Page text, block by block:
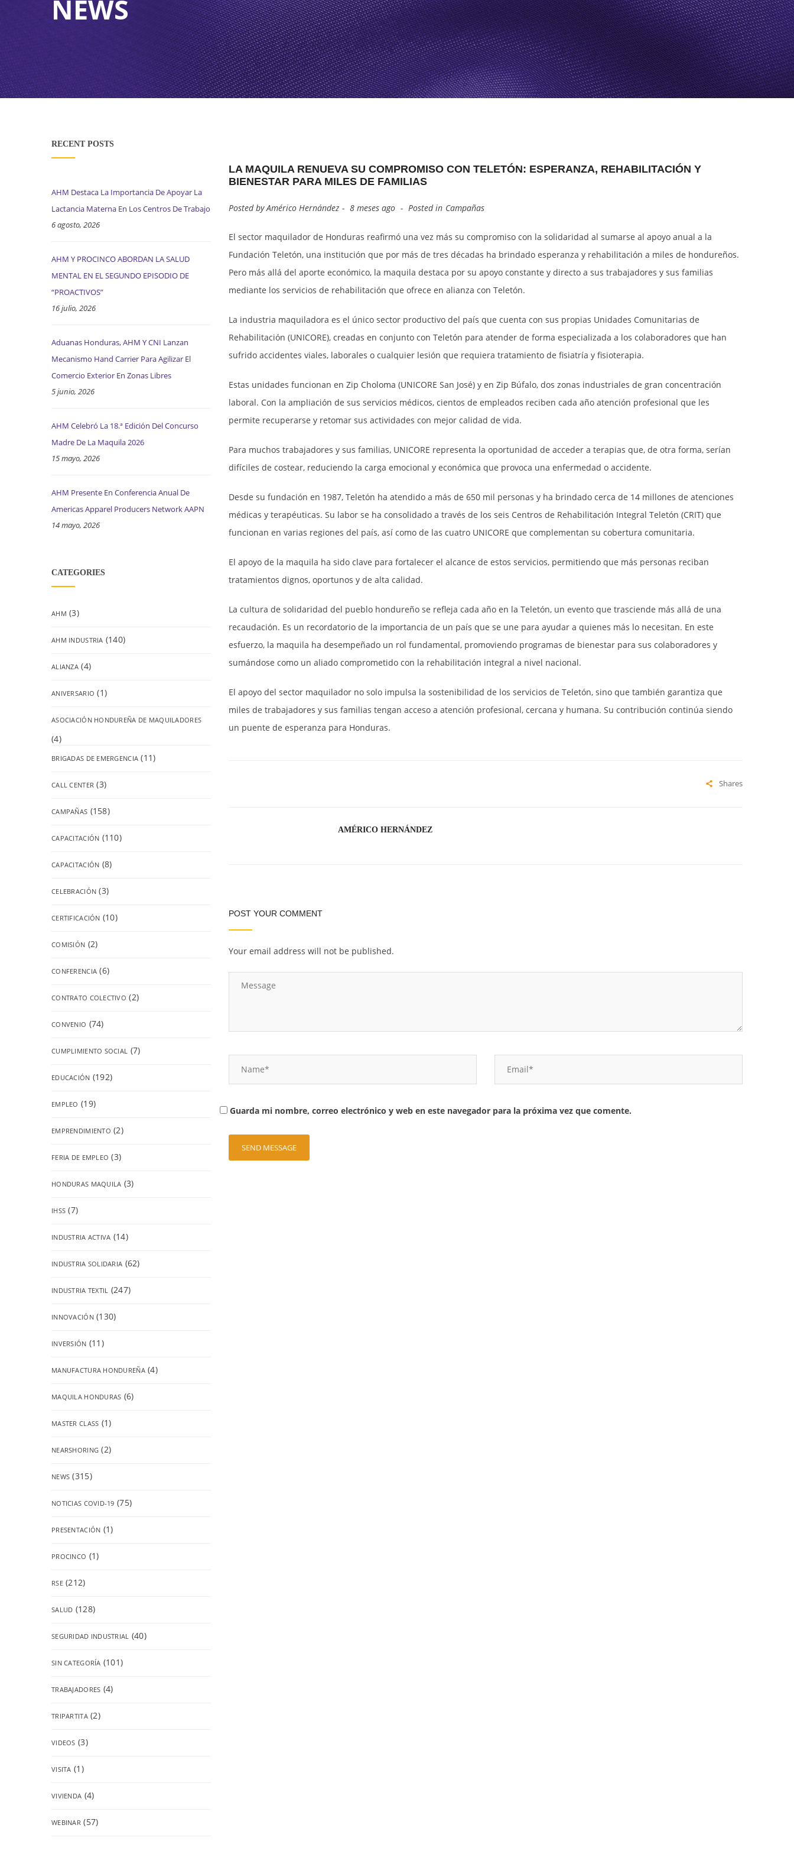
ASISTENCIA PSICOLÓGICA
CAPACITACIÓN EN EL TEMA
RECURSOS VIRTUALES COMITÉ DE GENERO – COHEP
STABLE LEGAL FRAMEWORK
OPERATING COSTS
HIGHLY-QUALIFIED WORKFORCE
FREE TRADE AGREEMENTS
INHDELVA
ZOLI AMERICA
ALTIA SMART CITY
ZIP CALPULES
ZIP BUENA VISTA
ZIP BUFALO
SOCIAL COMPLIANCE UNIT PROCINCO (TRAINING UNIT)
HEALTH AND OCCUPATIONAL SAFETY (SSO)
OUR INDUSTRY’S HISTORY OUR ORGANIZATION
OUR BOARD OF DIRECTORS VIDEOS
BRANDSITE CONTACT US
NEWS
RECENT POSTS
AHM Destaca La Importancia De Apoyar La
Lactancia Materna En Los Centros De Trabajo
6 agosto, 2026
AHM Y PROCINCO ABORDAN LA SALUD
MENTAL EN EL SEGUNDO EPISODIO DE
“PROACTIVOS”
16 julio, 2026
Aduanas Honduras, AHM Y CNI Lanzan
Mecanismo Hand Carrier Para Agilizar El
Comercio Exterior En Zonas Libres
5 junio, 2026
AHM Celebró La 18.ª Edición Del Concurso
Madre De La Maquila 2026
15 mayo, 2026
AHM Presente En Conferencia Anual De
Americas Apparel Producers Network AAPN
14 mayo, 2026
CATEGORIES
AHM (3)
AHM INDUSTRIA (140)
ALIANZA(4)
ANIVERSARIO (1)
ASOCIACIÓN HONDUREÑA DE MAQUILADORES
(4)
BRIGADAS DE EMERGENCIA (11)
CALL CENTER (3)
CAMPAÑAS (158)
CAPACITACIÓN (110)
CAPACITACIÓN (8)
CELEBRACIÓN (3)
CERTIFICACIÓN (10)
COMISIÓN (2)
CONFERENCIA (6)
CONTRATO COLECTIVO (2)
CONVENIO (74)
CUMPLIMIENTO SOCIAL (7)
EDUCACIÓN (192)
EMPLEO (19)
EMPRENDIMIENTO (2)
FERIA DE EMPLEO (3)
HONDURAS MAQUILA (3)
IHSS (7)
INDUSTRIA ACTIVA (14)
INDUSTRIA SOLIDARIA (62)
INDUSTRIA TEXTIL (247)
INNOVACIÓN(130)
INVERSIÓN (11)
MANUFACTURA HONDUREÑA(4)
MAQUILA HONDURAS (6)
MASTER CLASS (1)
NEARSHORING (2)
NEWS (315)
NOTICIAS COVID-19 (75)
PRESENTACIÓN (1)
PROCINCO (1)
RSE(212)
SALUD (128)
SEGURIDAD INDUSTRIAL (40)
SIN CATEGORÍA (101)
TRABAJADORES (4)
TRIPARTITA(2)
VIDEOS (3)
VISITA (1)
VIVIENDA (4)
WEBINAR(57)
LA MAQUILA RENUEVA SU COMPROMISO CON TELETÓN: ESPERANZA, REHABILITACIÓN Y
BIENESTAR PARA MILES DE FAMILIAS
Posted byAmérico Hernández 8 meses ago Posted in Campañas
El sector maquilador de Honduras reafirmó una vez más su compromiso con la solidaridad al sumarse al apoyo anual a la
Fundación Teletón, una institución que por más de tres décadas ha brindado esperanza y rehabilitación a miles de hondureños.
Pero más allá del aporte económico, la maquila destaca por su apoyo constante y directo a sus trabajadores y sus familias
mediante los servicios de rehabilitación que ofrece en alianza con Teletón.
La industria maquiladora es el único sector productivo del país que cuenta con sus propias Unidades Comunitarias de
Rehabilitación (UNICORE), creadas en conjunto con Teletón para atender de forma especializada a los colaboradores que han
sufrido accidentes viales, laborales o cualquier lesión que requiera tratamiento de fisiatría y fisioterapia.
Estas unidades funcionan en Zip Choloma (UNICORE San José) y en Zip Búfalo, dos zonas industriales de gran concentración
laboral. Con la ampliación de sus servicios médicos, cientos de empleados reciben cada año atención profesional que les
permite recuperarse y retomar sus actividades con mejor calidad de vida.
Para muchos trabajadores y sus familias, UNICORE representa la oportunidad de acceder a terapias que, de otra forma, serían
difíciles de costear, reduciendo la carga emocional y económica que provoca una enfermedad o accidente.
Desde su fundación en 1987, Teletón ha atendido a más de 650 mil personas y ha brindado cerca de 14 millones de atenciones
médicas y terapéuticas. Su labor se ha consolidado a través de los seis Centros de Rehabilitación Integral Teletón (CRIT) que
funcionan en varias regiones del país, así como de las cuatro UNICORE que complementan su cobertura comunitaria.
El apoyo de la maquila ha sido clave para fortalecer el alcance de estos servicios, permitiendo que más personas reciban
tratamientos dignos, oportunos y de alta calidad.
La cultura de solidaridad del pueblo hondureño se refleja cada año en la Teletón, un evento que trasciende más allá de una
recaudación. Es un recordatorio de la importancia de un país que se une para ayudar a quienes más lo necesitan. En este
esfuerzo, la maquila ha desempeñado un rol fundamental, promoviendo programas de bienestar para sus colaboradores y
sumándose como un aliado comprometido con la rehabilitación integral a nivel nacional.
El apoyo del sector maquilador no solo impulsa la sostenibilidad de los servicios de Teletón, sino que también garantiza que
miles de trabajadores y sus familias tengan acceso a atención profesional, cercana y humana. Su contribución continúa siendo
un puente de esperanza para Honduras.
Shares
AMÉRICO HERNÁNDEZ
POST YOUR COMMENT
Your email address will not be published.
Guarda mi nombre, correo electrónico y web en este navegador para la próxima vez que comente.